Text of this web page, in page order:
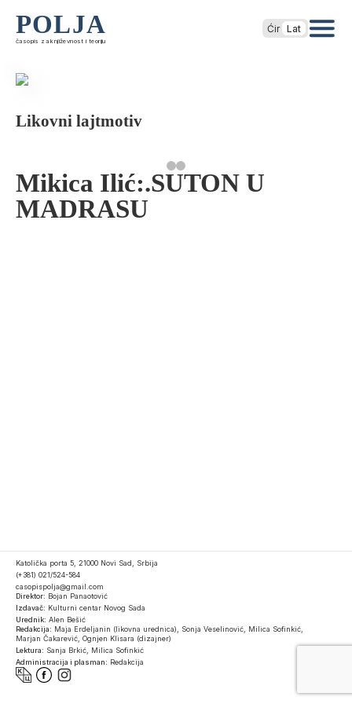
POLJA
časopis za književnost i teoriju
Ćir Lat
Likovni lajtmotiv
Mikica Ilić:.SUTON U
MADRASU
Katolička porta 5, 21000 Novi Sad, Srbija
(+381) 021/524-584
casopispolja@gmail.com
Direktor: Bojan Panaotović
Izdavač: Kulturni centar Novog Sada
Urednik: Alen Bešić
Redakcija: Maja Erdeljanin (likovna urednica), Sonja Veselinović, Milica Sofinkić,
Marjan Čakarević, Ognjen Klisara (dizajner)
Lektura: Sanja Brkić, Milica Sofinkić
Administracija i plasman: Redakcija